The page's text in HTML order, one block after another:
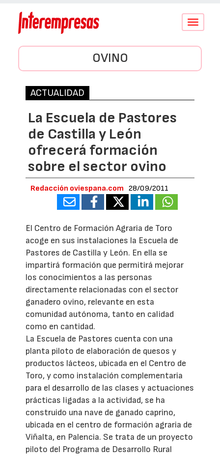
Conmutar
OVINO
ACTUALIDAD
La Escuela de Pastores
de Castilla y León
ofrecerá formación
sobre el sector ovino
Redacción oviespana.com 28/09/2011
El Centro de Formación Agraria de Toro
acoge en sus instalaciones la Escuela de
Pastores de Castilla y León. En ella se
impartirá formación que permitirá mejorar
los conocimientos a las personas
directamente relacionadas con el sector
ganadero ovino, relevante en esta
comunidad autónoma, tanto en calidad
como en cantidad.
La Escuela de Pastores cuenta con una
planta piloto de elaboración de quesos y
productos lácteos, ubicada en el Centro de
Toro, y como instalación complementaria
para el desarrollo de las clases y actuaciones
prácticas ligadas a la actividad, se ha
construido una nave de ganado caprino,
ubicada en el centro de formación agraria de
Viñalta, en Palencia. Se trata de un proyecto
piloto del Programa de Desarrollo Rural